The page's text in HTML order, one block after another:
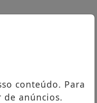
conteúdo. Para
anúncios.